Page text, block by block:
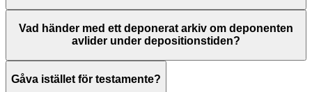
Vad händer med ett deponerat arkiv om deponenten
avlider under depositionstiden?
Gåva istället för testamente?